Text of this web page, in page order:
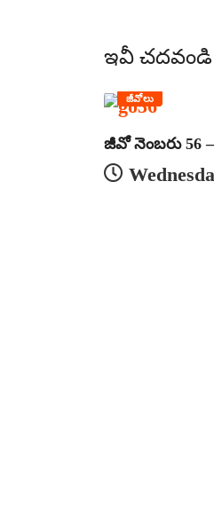
ఇవీ చదవండి
జీవోలు
జీవో నెంబరు 56